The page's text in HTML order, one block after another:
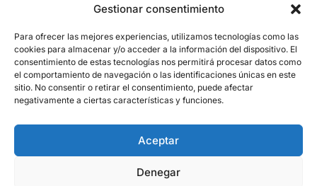
Gestionar consentimiento
Para ofrecer las mejores experiencias, utilizamos tecnologías como las
cookies para almacenar y/o acceder a la información del dispositivo. El
consentimiento de estas tecnologías nos permitirá procesar datos como
el comportamiento de navegación o las identificaciones únicas en este
sitio. No consentir o retirar el consentimiento, puede afectar
negativamente a ciertas características y funciones.
Aceptar
Denegar